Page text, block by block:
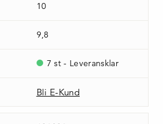
10
9,8
7 st - Leveransklar
Bli E-Kund